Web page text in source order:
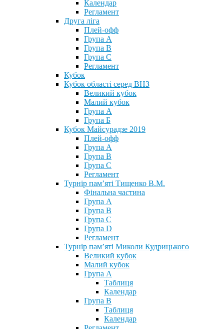
Календар
Регламент
Друга ліга
Плей-офф
Група А
Група В
Група С
Регламент
Кубок
Кубок області серед ВНЗ
Великий кубок
Малий кубок
Група А
Група Б
Кубок Майсурадзе 2019
Плей-офф
Група А
Група В
Група С
Регламент
Турнір пам’яті Тищенко В.М.
Фінальна частина
Група А
Група В
Група С
Група D
Регламент
Турнір пам’яті Миколи Кудрицького
Великий кубок
Малий кубок
Група А
Таблиця
Календар
Група В
Таблиця
Календар